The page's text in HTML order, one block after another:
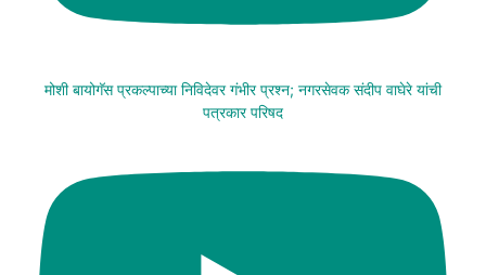
मोशी बायोगॅस प्रकल्पाच्या निविदेवर गंभीर प्रश्न; नगरसेवक संदीप वाघेरे यांची
पत्रकार परिषद